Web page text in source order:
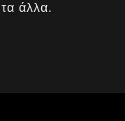
άλλα.